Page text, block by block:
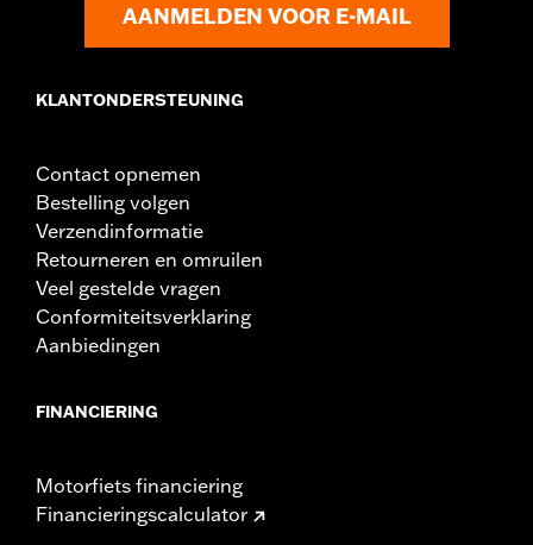
AANMELDEN VOOR E-MAIL
KLANTONDERSTEUNING
Contact opnemen
Bestelling volgen
Verzendinformatie
Retourneren en omruilen
Veel gestelde vragen
Conformiteitsverklaring
Aanbiedingen
FINANCIERING
Motorfiets financiering
Financieringscalculator